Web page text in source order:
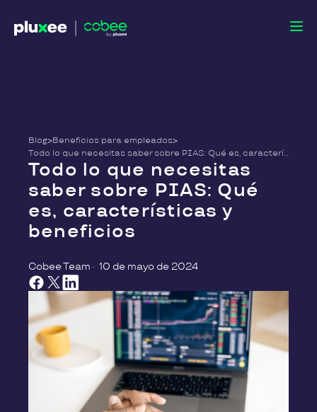
Todo lo que necesitas
saber sobre PIAS: Qué
es, características y
beneficios
Cobee Team · 10 de mayo de 2024
Blog>Beneficios para empleados>
Todo lo que necesitas saber sobre PIAS: Qué es, características y beneficios